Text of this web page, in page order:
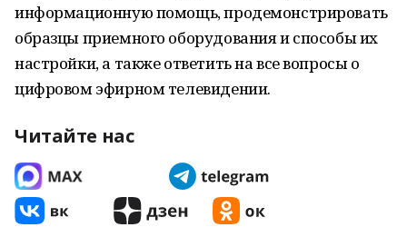
информационную помощь, продемонстрировать
образцы приемного оборудования и способы их
настройки, а также ответить на все вопросы о
цифровом эфирном телевидении.
Читайте нас